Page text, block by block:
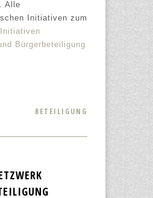
Alle
Initiativen zum
Initiativen
Bürgerbeteiligung
BETEILIGUNG